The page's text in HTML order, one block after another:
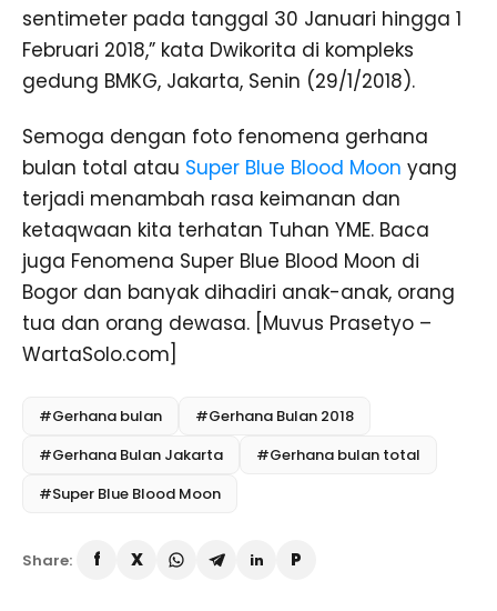
sentimeter pada tanggal 30 Januari hingga 1
Februari 2018,” kata Dwikorita di kompleks
gedung BMKG, Jakarta, Senin (29/1/2018).
Semoga dengan foto fenomena gerhana
bulan total atau Super Blue Blood Moon yang
terjadi menambah rasa keimanan dan
ketaqwaan kita terhatan Tuhan YME. Baca
juga Fenomena Super Blue Blood Moon di
Bogor dan banyak dihadiri anak-anak, orang
tua dan orang dewasa. [Muvus Prasetyo –
WartaSolo.com]
#Gerhana bulan
#Gerhana Bulan 2018
#Gerhana Bulan Jakarta
#Gerhana bulan total
#Super Blue Blood Moon
Share: